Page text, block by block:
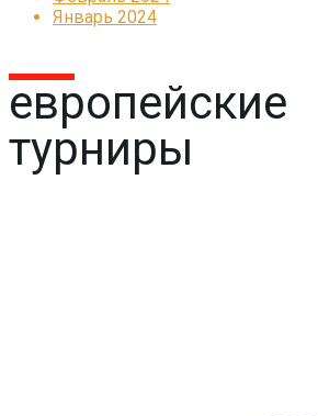
Январь 2024
европейские
турниры